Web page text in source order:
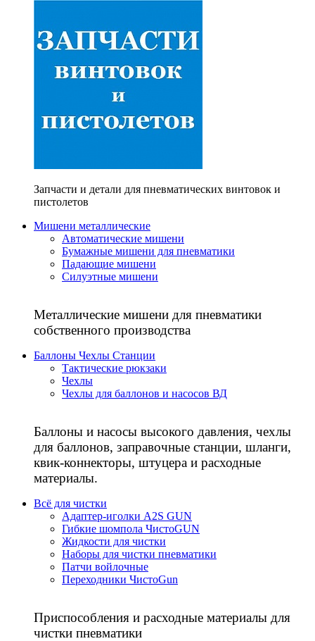
Запчасти и детали для пневматических винтовок и
пистолетов
Мишени металлические
Автоматические мишени
Бумажные мишени для пневматики
Падающие мишени
Силуэтные мишени
Металлические мишени для пневматики
собственного производства
Баллоны Чехлы Станции
Тактические рюкзаки
Чехлы
Чехлы для баллонов и насосов ВД
Баллоны и насосы высокого давления, чехлы
для баллонов, заправочные станции, шланги,
квик-коннекторы, штуцера и расходные
материалы.
Всё для чистки
Адаптер-иголки A2S GUN
Гибкие шомпола ЧистоGUN
Жидкости для чистки
Наборы для чистки пневматики
Патчи войлочные
Переходники ЧистоGun
Приспособления и расходные материалы для
чистки пневматики